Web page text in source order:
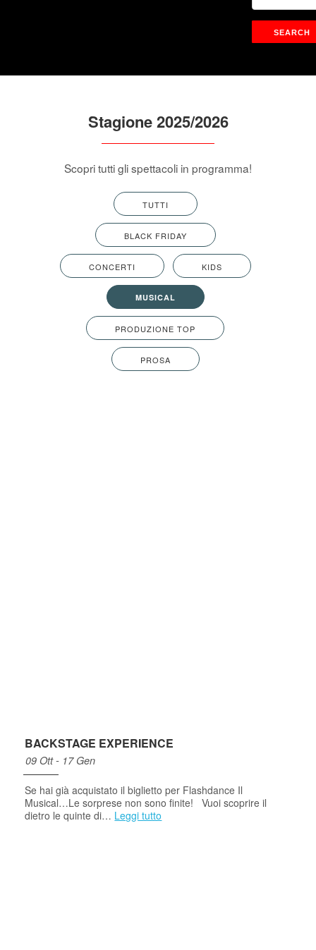
Stagione 2025/2026
Scopri tutti gli spettacoli in programma!
TUTTI
BLACK FRIDAY
CONCERTI KIDS
MUSICAL
PRODUZIONE TOP
PROSA
BACKSTAGE EXPERIENCE
09 Ott - 17 Gen
Se hai già acquistato il biglietto per Flashdance Il
Musical…Le sorprese non sono finite! Vuoi scoprire il
dietro le quinte di… Leggi tutto